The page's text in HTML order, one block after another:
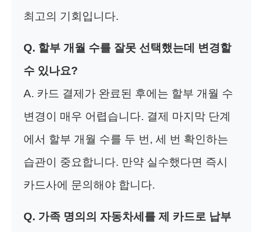
최고의 기회입니다.
Q. 할부 개월 수를 잘못 선택했는데 변경할
수 있나요?
A. 카드 결제가 완료된 후에는 할부 개월 수
변경이 매우 어렵습니다. 결제 마지막 단계
에서 할부 개월 수를 두 번, 세 번 확인하는
습관이 중요합니다. 만약 실수했다면 즉시
카드사에 문의해야 합니다.
Q. 가족 명의의 자동차세를 제 카드로 납부